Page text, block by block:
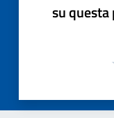
su questa